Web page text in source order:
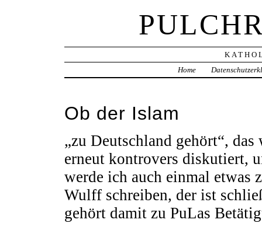
Home
Ob der Islam
„zu Deutschland gehört“,
erneut kontrovers diskutiert,
werde ich auch einmal etwas
Wulff schreiben, der ist
gehört damit zu PuLas